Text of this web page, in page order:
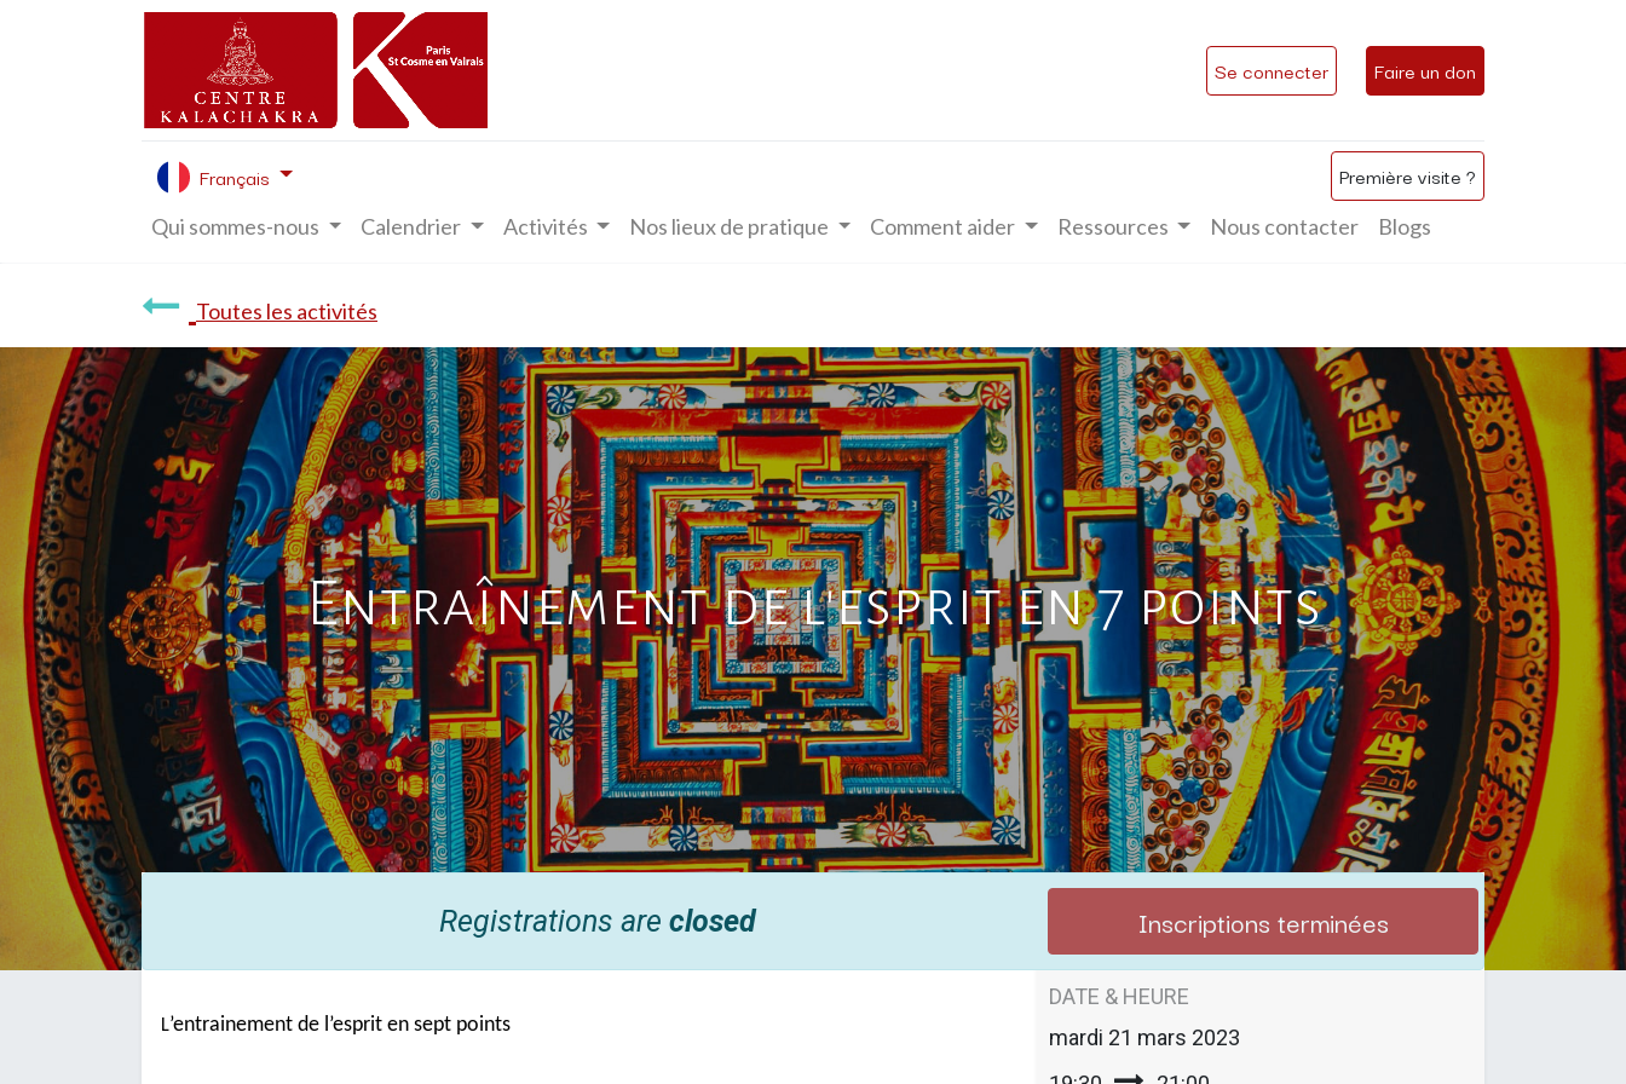
Se connecter Faire un don
Français Première visite ?
Qui sommes-nous Calendrier Activités Nos lieux de pratique Comment aider Ressources Nous contacter Blogs
Toutes les activités
Entraînement de l'esprit en 7 points
Registrations are closed Inscriptions terminées
L’entrainement de l’esprit en sept points
DATE & HEURE
mardi 21 mars 2023